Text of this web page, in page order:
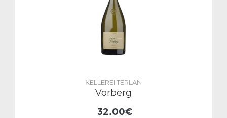
KELLEREI TERLAN
Vorberg
32.00€